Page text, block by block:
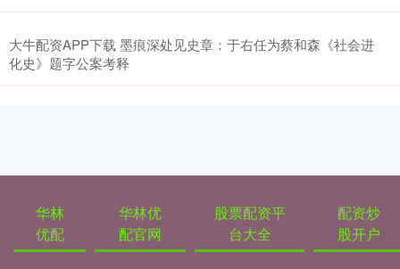
大牛配资APP下载 墨痕深处见史章：于右任为蔡和森《社会进
化史》题字公案考释
华林
优配
华林优
配官网
股票配资平
台大全
配资炒
股开户